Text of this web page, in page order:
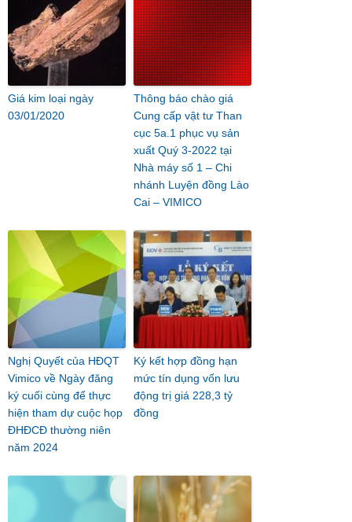
Giá kim loại ngày
03/01/2020
Thông báo chào giá
Cung cấp vật tư Than
cục 5a.1 phục vụ sản
xuất Quý 3-2022 tại
Nhà máy số 1 – Chi
nhánh Luyện đồng Lào
Cai – VIMICO
Nghị Quyết của HĐQT
Vimico về Ngày đăng
ký cuối cùng để thực
hiện tham dự cuộc họp
ĐHĐCĐ thường niên
năm 2024
Ký kết hợp đồng hạn
mức tín dụng vốn lưu
động trị giá 228,3 tỷ
đồng